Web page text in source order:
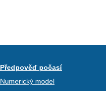
Předpověď počasí
Numerický model